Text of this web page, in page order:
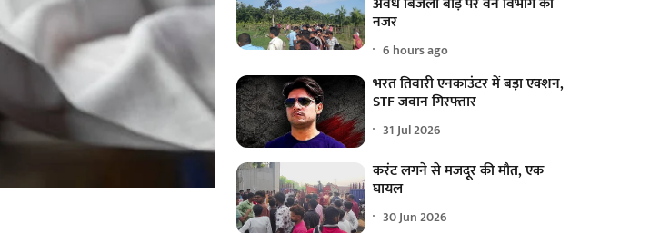
नजर
6 hours ago
भरत तिवारी एनकाउंटर में बड़ा एक्शन,
STF जवान गिरफ्तार
31 Jul 2026
करंट लगने से मजदूर की मौत, एक
घायल
30 Jun 2026